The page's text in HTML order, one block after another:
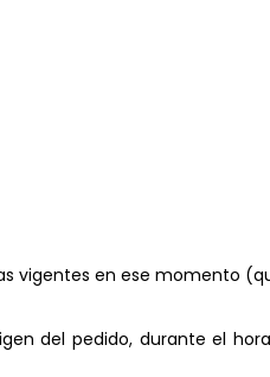
vigentes en ese momento
del pedido, durante el